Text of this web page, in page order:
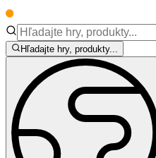
Hľadajte hry, produkty...